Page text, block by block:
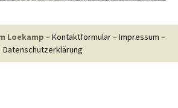
Loekamp – Kontaktformular– Impressum –
Datenschutzerklärung